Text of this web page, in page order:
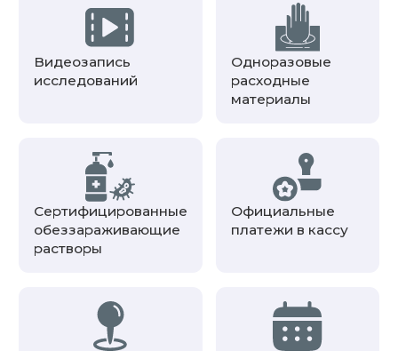
Видеозапись
исследований
Одноразовые
расходные
материалы
Сертифицированные
обеззараживающие
растворы
Официальные
платежи в кассу